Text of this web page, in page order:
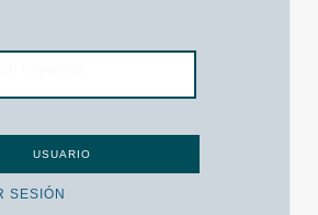
USUARIO
SESIÓN